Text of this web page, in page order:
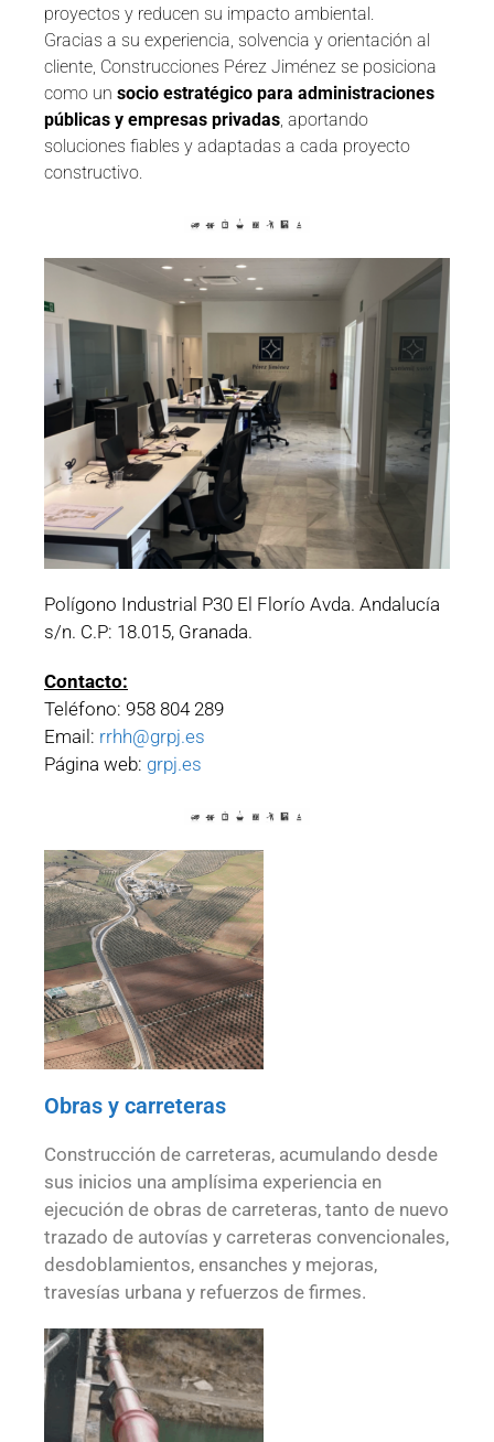
proyectos y reducen su impacto ambiental.
Gracias a su experiencia, solvencia y orientación al
cliente, Construcciones Pérez Jiménez se posiciona
como un socio estratégico para administraciones
públicas y empresas privadas, aportando
soluciones fiables y adaptadas a cada proyecto
constructivo.
Polígono Industrial P30 El Florío Avda. Andalucía
s/n. C.P: 18.015, Granada.
Contacto:
Teléfono: 958 804 289
Email: rrhh@grpj.es
Página web: grpj.es
Obras y carreteras
Construcción de carreteras, acumulando desde
sus inicios una amplísima experiencia en
ejecución de obras de carreteras, tanto de nuevo
trazado de autovías y carreteras convencionales,
desdoblamientos, ensanches y mejoras,
travesías urbana y refuerzos de firmes.